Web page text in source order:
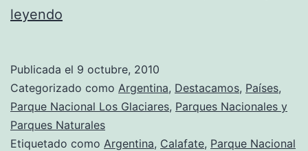
leyendo
hielos
eternos
Publicada el 9 octubre, 2010
Categorizado como Argentina, Destacamos, Países,
Parque Nacional Los Glaciares, Parques Nacionales y
Parques Naturales
Etiquetado como Argentina, Calafate, Parque Nacional